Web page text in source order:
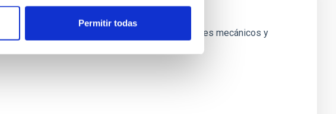
Permitir todas
y diseñar sistemas que combinan componentes mecánicos y